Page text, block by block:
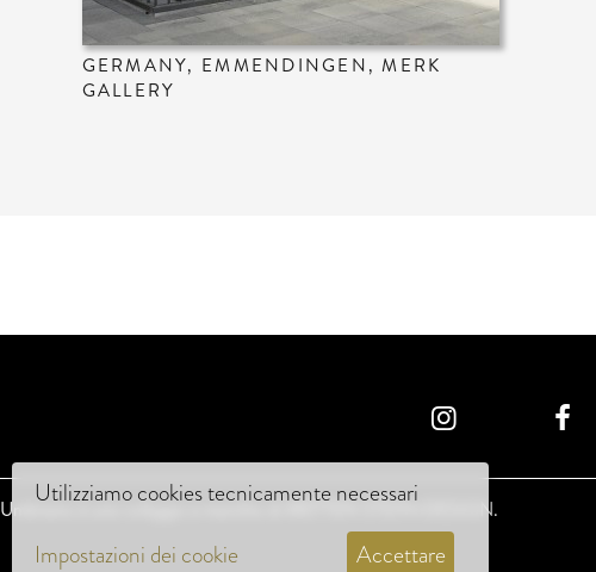
GERMANY, EMMENDINGEN, MERK
GALLERY
Umbriano è uno sviluppo e marchio diMETTEN STEIN+DESIGN.
Utilizziamo cookies tecnicamente necessari
Impostazioni dei cookie
Accettare